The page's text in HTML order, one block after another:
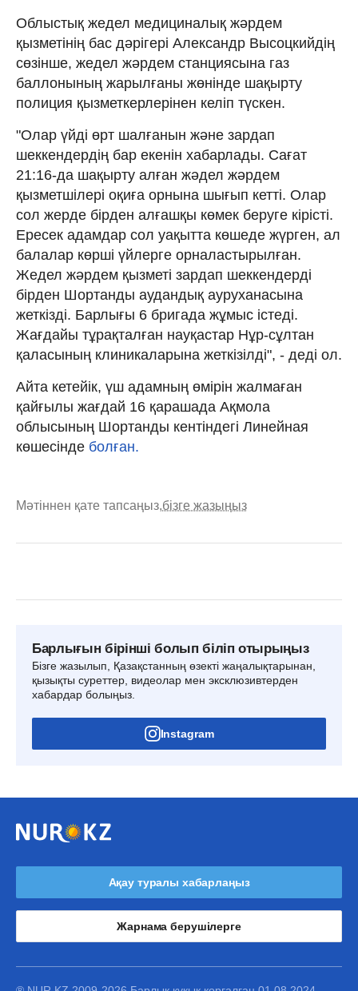
Облыстық жедел медициналық жәрдем
қызметінің бас дәрігері Александр Высоцкийдің
сөзінше, жедел жәрдем станциясына газ
баллонының жарылғаны жөнінде шақырту
полиция қызметкерлерінен келіп түскен.
"Олар үйді өрт шалғанын және зардап
шеккендердің бар екенін хабарлады. Сағат
21:16-да шақырту алған жәдел жәрдем
қызметшілері оқиға орнына шығып кетті. Олар
сол жерде бірден алғашқы көмек беруге кірісті.
Ересек адамдар сол уақытта көшеде жүрген, ал
балалар көрші үйлерге орналастырылған.
Жедел жәрдем қызметі зардап шеккендерді
бірден Шортанды аудандық ауруханасына
жеткізді. Барлығы 6 бригада жұмыс істеді.
Жағдайы тұрақталған науқастар Нұр-сұлтан
қаласының клиникаларына жеткізілді", - деді ол.
Айта кетейік, үш адамның өмірін жалмаған
қайғылы жағдай 16 қарашада Ақмола
облысының Шортанды кентіндегі Линейная
көшесінде болған.
Мәтіннен қате тапсаңыз,бізге жазыңыз
Барлығын бірінші болып біліп отырыңыз
Бізге жазылып, Қазақстанның өзекті жаңалықтарынан,
қызықты суреттер, видеолар мен эксклюзивтерден
хабардар болыңыз.
Instagram
Ақау туралы хабарлаңыз
Жарнама берушілерге